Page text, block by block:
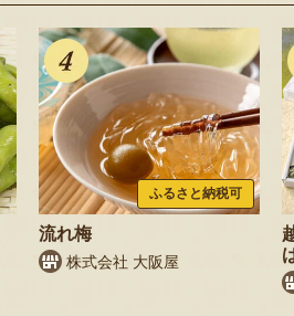
ふるさと納税可
流れ梅
株式会社 大阪屋